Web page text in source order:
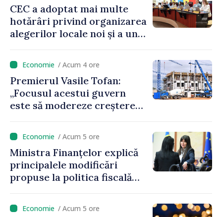
CEC a adoptat mai multe
hotărâri privind organizarea
alegerilor locale noi și a unui
Delacău, raionul Anenii Noi
/ Acum 4 ore
Premierul Vasile Tofan:
„Focusul acestui guvern
este să modereze creșterea
/ Acum 5 ore
Ministra Finanțelor explică
principalele modificări
propuse la politica fiscală
venit
/ Acum 5 ore